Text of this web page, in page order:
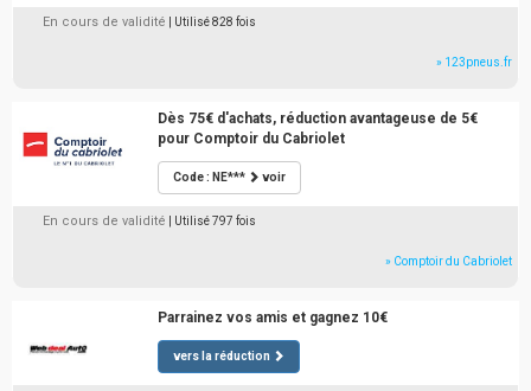
En cours de validité | Utilisé 828 fois
» 123pneus.fr
Dès 75€ d'achats, réduction avantageuse de 5€
pour Comptoir du Cabriolet
Code : NE*** voir
En cours de validité | Utilisé 797 fois
» Comptoir du Cabriolet
Parrainez vos amis et gagnez 10€
vers la réduction